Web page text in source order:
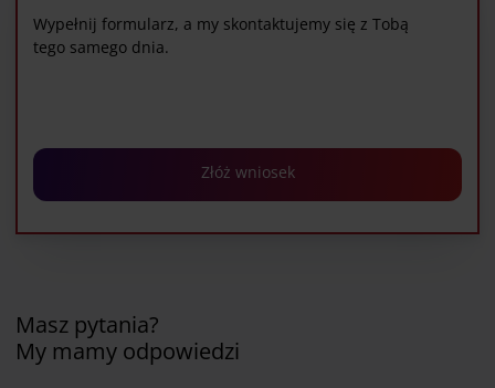
Wypełnij formularz, a my skontaktujemy się z Tobą
tego samego dnia.
Złóż wniosek
Masz pytania?
My mamy odpowiedzi